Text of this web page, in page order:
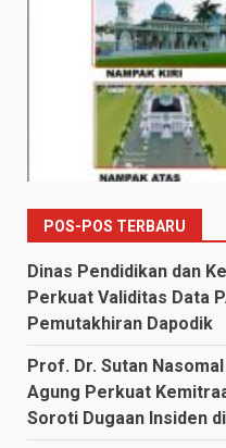
POS-POS TERBARU
Dinas Pendidikan dan
Perkuat Validitas Data
Pemutakhiran Dapodik
Prof. Dr. Sutan
Agung Perkuat
Soroti Dugaan Insiden